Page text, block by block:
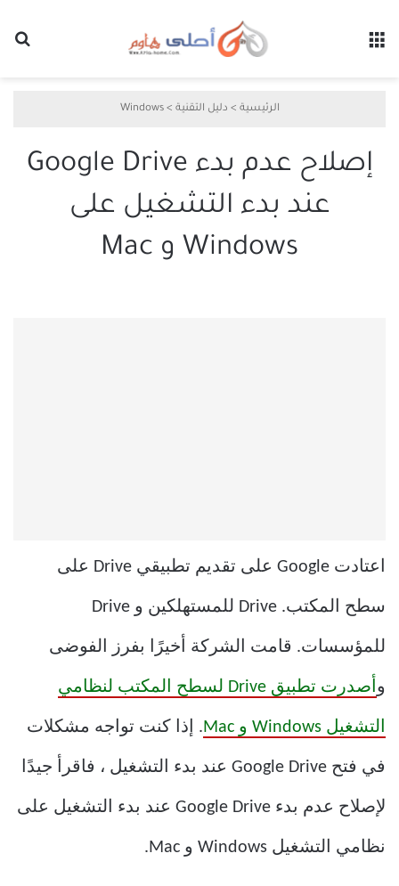
الرئيسية > دليل التقنية >
Windows
إصلاح عدم بدء Google Drive
عند بدء التشغيل على
Windows و Mac
اعتادت Google على تقديم تطبيقي Drive على
سطح المكتب. Drive للمستهلكين و Drive
للمؤسسات. قامت الشركة أخيرًا بفرز الفوضى
و أصدرت تطبيق Drive لسطح المكتب لنظامي
التشغيل Windows و Mac . إذا كنت تواجه مشكلات
في فتح Google Drive عند بدء التشغيل ، فاقرأ جيدًا
لإصلاح عدم بدء Google Drive عند بدء التشغيل على
نظامي التشغيل Windows و Mac.